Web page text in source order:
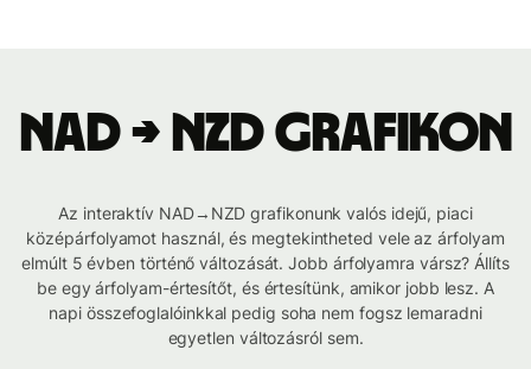
NAD → NZD grafikon
Az interaktív NAD→NZD grafikonunk valós idejű, piaci
középárfolyamot használ, és megtekintheted vele az árfolyam
elmúlt 5 évben történő változását. Jobb árfolyamra vársz? Állíts
be egy árfolyam-értesítőt, és értesítünk, amikor jobb lesz. A
napi összefoglalóinkkal pedig soha nem fogsz lemaradni
egyetlen változásról sem.